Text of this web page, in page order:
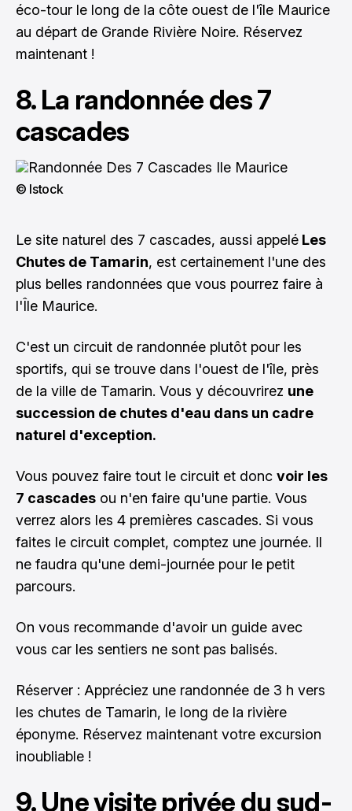
éco-tour le long de la côte ouest de l'île Maurice
au départ de Grande Rivière Noire. Réservez
maintenant !
8. La randonnée des 7
cascades
© Istock
Le site naturel des 7 cascades, aussi appelé Les
Chutes de Tamarin, est certainement l'une des
plus belles randonnées que vous pourrez faire à
l'Île Maurice.
C'est un circuit de randonnée plutôt pour les
sportifs, qui se trouve dans l'ouest de l'île, près
de la ville de Tamarin. Vous y découvrirez une
succession de chutes d'eau dans un cadre
naturel d'exception.
Vous pouvez faire tout le circuit et donc voir les
7 cascades ou n'en faire qu'une partie. Vous
verrez alors les 4 premières cascades. Si vous
faites le circuit complet, comptez une journée. Il
ne faudra qu'une demi-journée pour le petit
parcours.
On vous recommande d'avoir un guide avec
vous car les sentiers ne sont pas balisés.
Réserver : Appréciez une randonnée de 3 h vers
les chutes de Tamarin, le long de la rivière
éponyme. Réservez maintenant votre excursion
inoubliable !
9. Une visite privée du sud-